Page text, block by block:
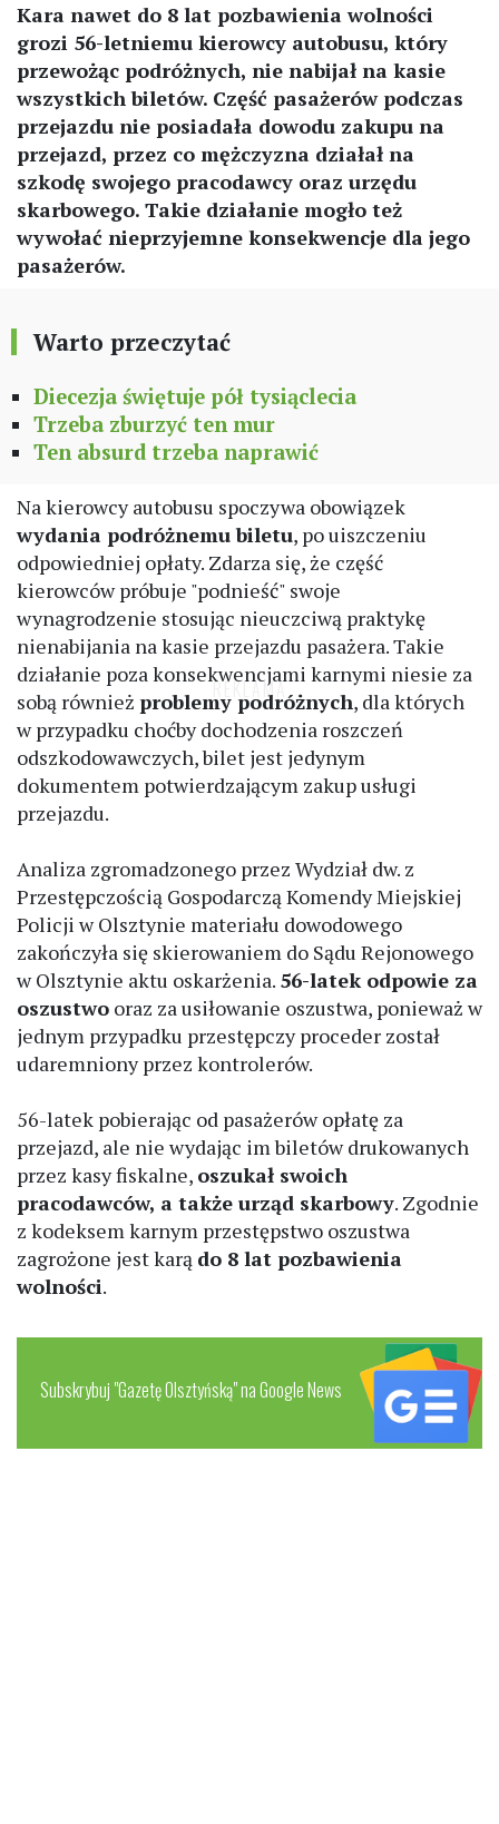
Kara nawet do 8 lat pozbawienia wolności
grozi 56-letniemu kierowcy autobusu, który
przewożąc podróżnych, nie nabijał na kasie
wszystkich biletów. Część pasażerów podczas
przejazdu nie posiadała dowodu zakupu na
przejazd, przez co mężczyzna działał na
szkodę swojego pracodawcy oraz urzędu
skarbowego. Takie działanie mogło też
wywołać nieprzyjemne konsekwencje dla jego
pasażerów.
Warto przeczytać
Diecezja świętuje pół tysiąclecia
Trzeba zburzyć ten mur
Ten absurd trzeba naprawić
Na kierowcy autobusu spoczywa obowiązek
wydania podróżnemu biletu, po uiszczeniu
odpowiedniej opłaty. Zdarza się, że część
kierowców próbuje "podnieść" swoje
wynagrodzenie stosując nieuczciwą praktykę
nienabijania na kasie przejazdu pasażera. Takie
działanie poza konsekwencjami karnymi niesie za
sobą również problemy podróżnych, dla których
w przypadku choćby dochodzenia roszczeń
odszkodowawczych, bilet jest jedynym
dokumentem potwierdzającym zakup usługi
przejazdu.
Analiza zgromadzonego przez Wydział dw. z
Przestępczością Gospodarczą Komendy Miejskiej
Policji w Olsztynie materiału dowodowego
zakończyła się skierowaniem do Sądu Rejonowego
w Olsztynie aktu oskarżenia. 56-latek odpowie za
oszustwo oraz za usiłowanie oszustwa, ponieważ w
jednym przypadku przestępczy proceder został
udaremniony przez kontrolerów.
56-latek pobierając od pasażerów opłatę za
przejazd, ale nie wydając im biletów drukowanych
przez kasy fiskalne, oszukał swoich
pracodawców, a także urząd skarbowy. Zgodnie
z kodeksem karnym przestępstwo oszustwa
zagrożone jest karą do 8 lat pozbawienia
wolności.
Subskrybuj "Gazetę Olsztyńską" na Google News